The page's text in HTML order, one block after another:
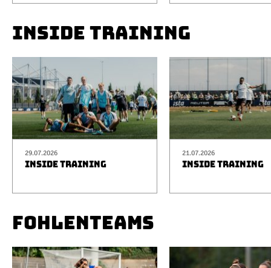
INSIDE TRAINING
29.07.2026
INSIDE TRAINING
21.07.2026
INSIDE TRAINING
FOHLENTEAMS